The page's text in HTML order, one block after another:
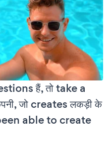
हैं, तो take a
जो creates लकड़ी के
been able to create